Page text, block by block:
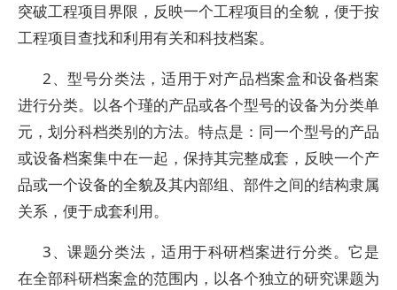
突破工程项目界限，反映一个工程项目的全貌，便于按
工程项目查找和利用有关和科技档案。
2、型号分类法，适用于对产品档案盒和设备档案
进行分类。以各个瑾的产品或各个型号的设备为分类单
元，划分科档类别的方法。特点是：同一个型号的产品
或设备档案集中在一起，保持其完整成套，反映一个产
品或一个设备的全貌及其内部组、部件之间的结构隶属
关系，便于成套利用。
3、课题分类法，适用于科研档案进行分类。它是
在全部科研档案盒的范围内，以各个独立的研究课题为